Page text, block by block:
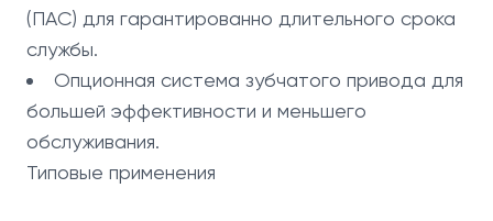
(ПАС) для гарантированно длительного срока
службы.
Опционная система зубчатого привода для
большей эффективности и меньшего
обслуживания.
Типовые применения